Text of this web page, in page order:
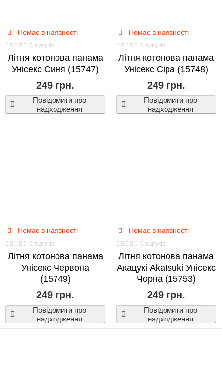
Time
Reincarnated
As
0
Немає в наявності
0 відгуків
Літня котонова панама
Унісекс Синя (15747)
249 грн.
Повідомити про
надходження
Немає в наявності
0 відгуків
Літня котонова панама
Унісекс Сіра (15748)
249 грн.
Повідомити про
надходження
Немає в наявності
0 відгуків
Літня котонова панама
Унісекс Червона
(15749)
249 грн.
Повідомити про
надходження
Немає в наявності
0 відгуків
Літня котонова панама
Акацукі Akatsuki Унісекс
Чорна (15753)
249 грн.
Повідомити про
надходження